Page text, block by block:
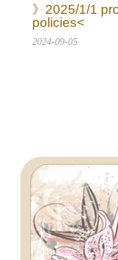
》2025/1/1
policies<
2024-09-05